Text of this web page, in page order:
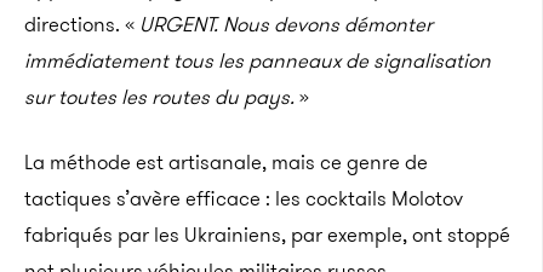
directions. « URGENT. Nous devons démonter
immédiatement tous les panneaux de signalisation
sur toutes les routes du pays.»
La méthode est artisanale, mais ce genre de
tactiques s’avère efficace : les cocktails Molotov
fabriqués par les Ukrainiens, par exemple, ont stoppé